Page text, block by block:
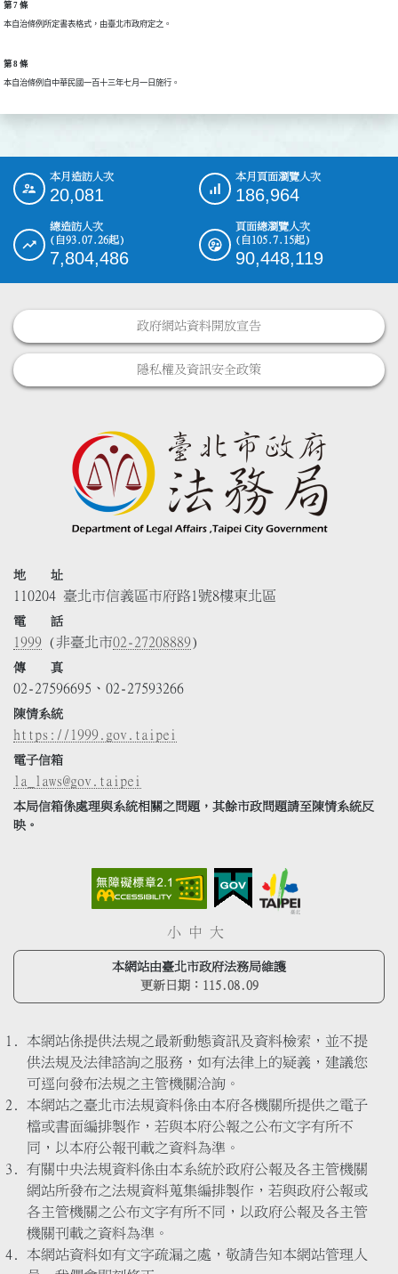
第 7 條
本自治條例所定書表格式，由臺北市政府定之。
第 8 條
本自治條例自中華民國一百十三年七月一日施行。
::: 本月造訪人次
20,081
本月頁面瀏覽人次
186,964
總造訪人次
(自93.07.26起)
7,804,486
頁面總瀏覽人次
(自105.7.15起)
90,448,119
政府網站資料開放宣告
隱私權及資訊安全政策
地 址
110204 臺北市信義區市府路1號8樓東北區
電 話
1999 (非臺北市02-27208889)
傳 真
02-27596695、02-27593266
陳情系統
https://1999.gov.taipei
電子信箱
la_laws@gov.taipei
本局信箱係處理與系統相關之問題，其餘市政問題請至陳情系統反
映。
小 中 大
本網站由臺北市政府法務局維護
更新日期： 115.08.09
本網站係提供法規之最新動態資訊及資料檢索，並不提
供法規及法律諮詢之服務，如有法律上的疑義，建議您
可逕向發布法規之主管機關洽詢。
本網站之臺北市法規資料係由本府各機關所提供之電子
檔或書面編排製作，若與本府公報之公布文字有所不
同，以本府公報刊載之資料為準。
有關中央法規資料係由本系統於政府公報及各主管機關
網站所發布之法規資料蒐集編排製作，若與政府公報或
各主管機關之公布文字有所不同，以政府公報及各主管
機關刊載之資料為準。
本網站資料如有文字疏漏之處，敬請告知本網站管理人